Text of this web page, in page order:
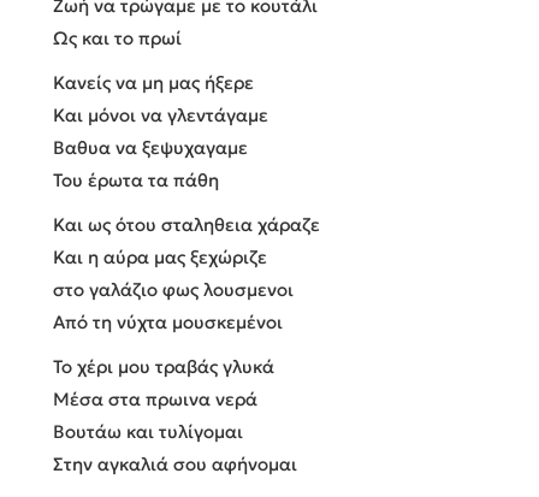
Ζωή να τρώγαμε με το κουτάλι
Ως και το πρωί
Κανείς να μη μας ήξερε
Και μόνοι να γλεντάγαμε
Βαθυα να ξεψυχαγαμε
Του έρωτα τα πάθη
Και ως ότου σταληθεια χάραζε
Και η αύρα μας ξεχώριζε
στο γαλάζιο φως λουσμενοι
Από τη νύχτα μουσκεμένοι
Το χέρι μου τραβάς γλυκά
Μέσα στα πρωινα νερά
Βουτάω και τυλίγομαι
Στην αγκαλιά σου αφήνομαι